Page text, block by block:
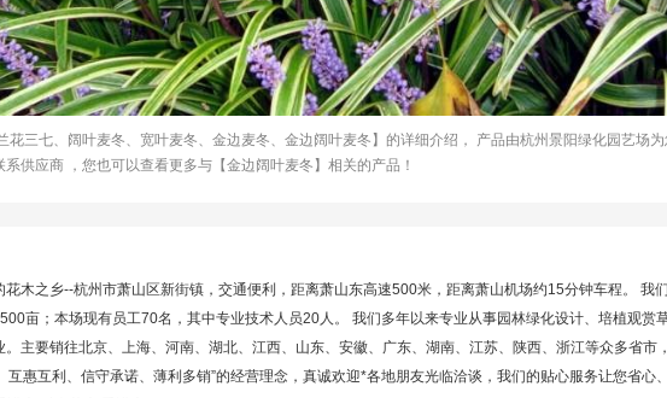
花三七、阔叶麦冬、宽叶麦冬、金边麦冬、金边阔叶麦冬】的详细介绍， 产品由杭州景阳绿化园艺场
供应商 ，您也可以查看更多与【金边阔叶麦冬】相关的产品！
木之乡--杭州市萧山区新街镇，交通便利，距离萧山东高速500米，距离萧山机场约15分钟车程。 我
亩；本场现有员工70名，其中专业技术人员20人。 我们多年以来专业从事园林绿化设计、培植观赏
主要销往北京、上海、河南、湖北、江西、山东、安徽、广东、湖南、江苏、陕西、浙江等众多省市
互惠互利、信守承诺、薄利多销”的经营理念，真诚欢迎*各地朋友光临洽谈，我们的贴心服务让您省心